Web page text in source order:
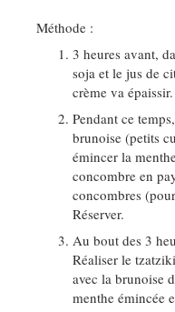
Méthode :
3 heures avant,
soja et le jus de
crème va épaissir.
Pendant ce
brunoise (petits
émincer la
concombre en
concombres
Réserver.
Au bout des 3
Réaliser le
avec la brunoise
menthe émincée